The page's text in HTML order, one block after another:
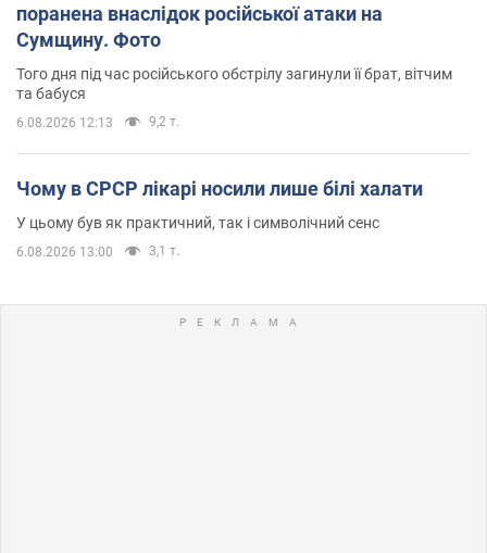
поранена внаслідок російської атаки на
Сумщину. Фото
Того дня під час російського обстрілу загинули її брат, вітчим
та бабуся
6.08.2026 12:13 9,2 т.
Чому в СРСР лікарі носили лише білі халати
У цьому був як практичний, так і символічний сенс
6.08.2026 13:00 3,1 т.